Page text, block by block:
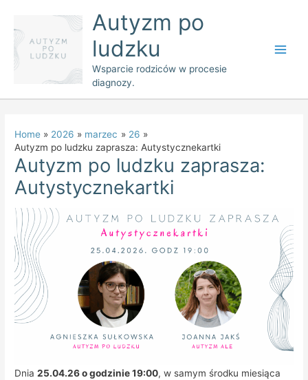
content
Autyzm po
ludzku
Wsparcie rodziców w procesie
diagnozy.
Home 2026 marzec
26
Autyzm po ludzku zaprasza: Autystycznekartki
Autyzm po ludzku zaprasza:
Autystycznekartki
Dnia25.04.26 o godzinie 19:00, w samym środku miesiąca